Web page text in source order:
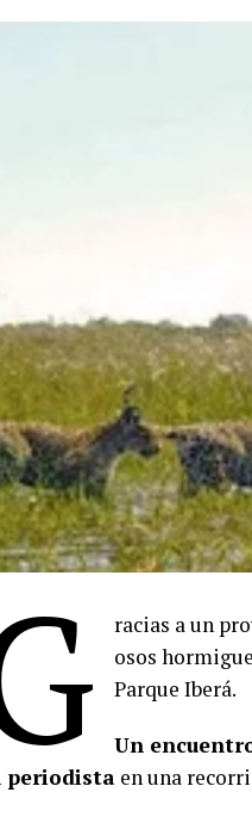
racias a un
osos
Parque Iberá.
Un
periodista en una